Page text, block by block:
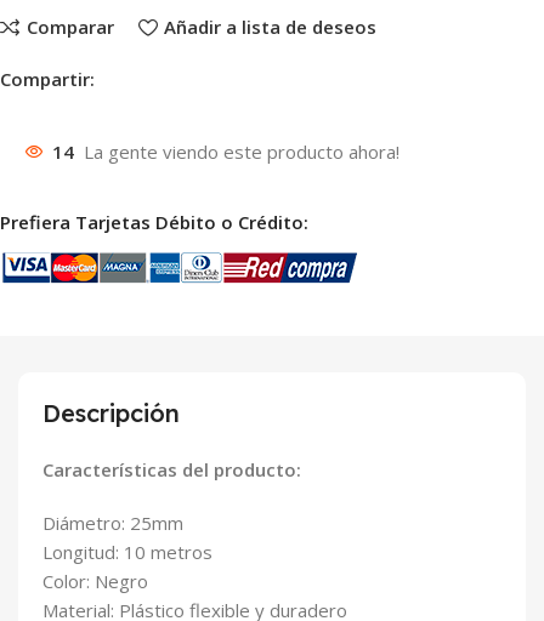
Comparar Añadir a lista de deseos
Compartir:
14 La gente viendo este producto ahora!
Prefiera Tarjetas Débito o Crédito:
Descripción
Características del producto:
Diámetro: 25mm
Longitud: 10 metros
Color: Negro
Material: Plástico flexible y duradero